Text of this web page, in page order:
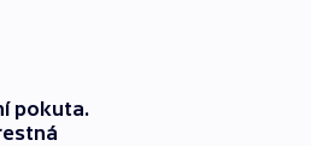
pokuta.